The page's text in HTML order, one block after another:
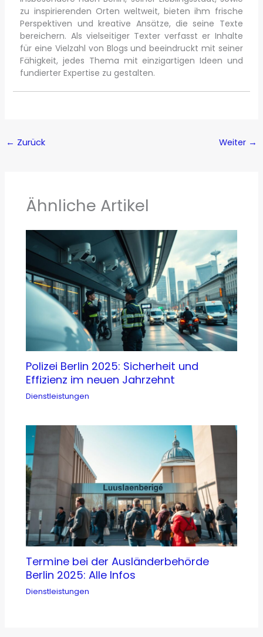
zu inspirierenden Orten weltweit, bieten ihm frische
Perspektiven und kreative Ansätze, die seine Texte
bereichern. Als vielseitiger Texter verfasst er Inhalte
für eine Vielzahl von Blogs und beeindruckt mit seiner
Fähigkeit, jedes Thema mit einzigartigen Ideen und
fundierter Expertise zu gestalten.
← Zurück Weiter →
Ähnliche Artikel
Polizei Berlin 2025: Sicherheit und
Effizienz im neuen Jahrzehnt
Dienstleistungen
Termine bei der Ausländerbehörde
Berlin 2025: Alle Infos
Dienstleistungen